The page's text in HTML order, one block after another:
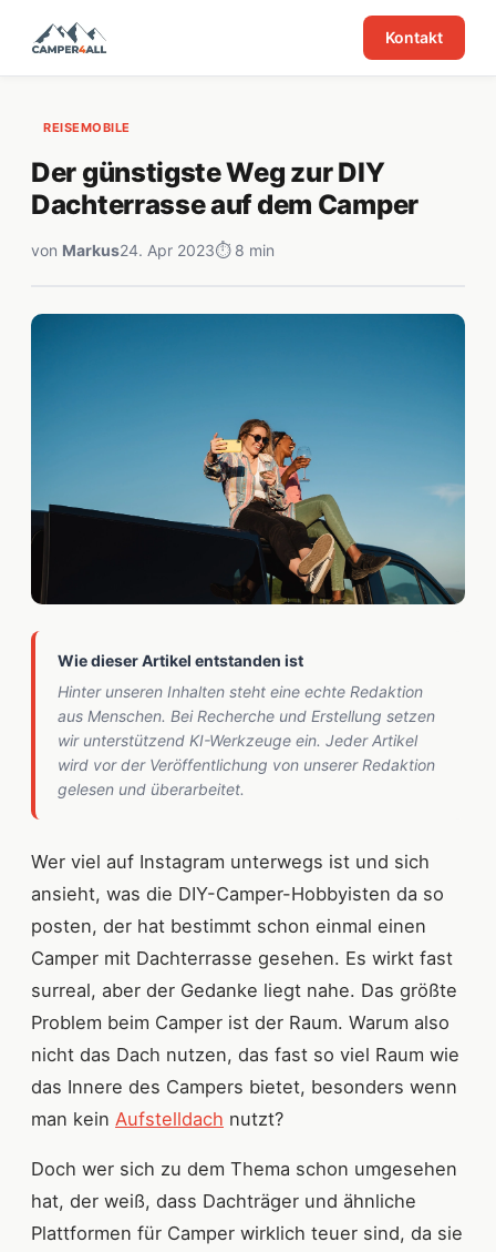
Kontakt
REISEMOBILE
Der günstigste Weg zur DIY
Dachterrasse auf dem Camper
von Markus24. Apr 2023⏱ 8 min
Wie dieser Artikel entstanden ist
Hinter unseren Inhalten steht eine echte Redaktion
aus Menschen. Bei Recherche und Erstellung setzen
wir unterstützend KI-Werkzeuge ein. Jeder Artikel
wird vor der Veröffentlichung von unserer Redaktion
gelesen und überarbeitet.
Wer viel auf Instagram unterwegs ist und sich
ansieht, was die DIY-Camper-Hobbyisten da so
posten, der hat bestimmt schon einmal einen
Camper mit Dachterrasse gesehen. Es wirkt fast
surreal, aber der Gedanke liegt nahe. Das größte
Problem beim Camper ist der Raum. Warum also
nicht das Dach nutzen, das fast so viel Raum wie
das Innere des Campers bietet, besonders wenn
man kein Aufstelldach nutzt?
Doch wer sich zu dem Thema schon umgesehen
hat, der weiß, dass Dachträger und ähnliche
Plattformen für Camper wirklich teuer sind, da sie